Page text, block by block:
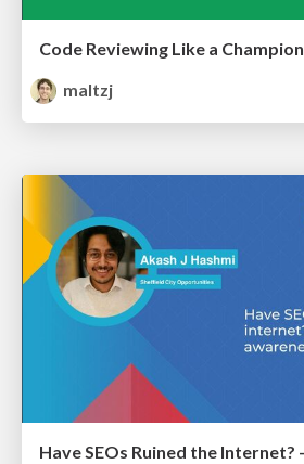
Code Reviewing Like a Champion
maltzj